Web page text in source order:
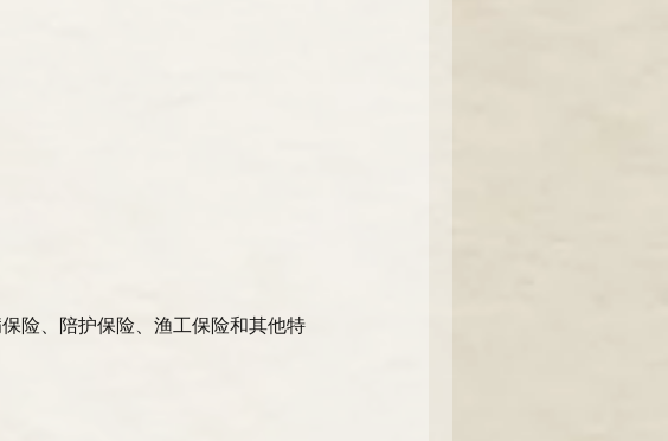
险、陪护保险、渔工保险和其他特